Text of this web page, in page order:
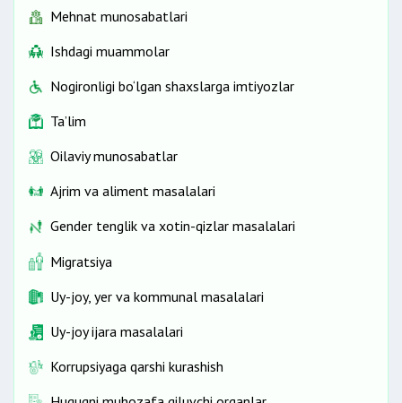
Mehnat munosabatlari
Ishdagi muammolar
Nogironligi bo‘lgan shaxslarga imtiyozlar
Ta’lim
Oilaviy munosabatlar
Ajrim va aliment masalalari
Gender tenglik va xotin-qizlar masalalari
Migratsiya
Uy-joy, yer va kommunal masalalari
Uy-joy ijara masalalari
Korrupsiyaga qarshi kurashish